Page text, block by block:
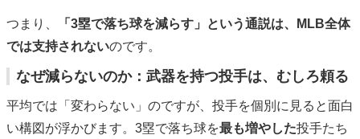
つまり、
「3塁で落ち球を減らす」という通説は、MLB全体
では支持されないのです。
なぜ減らないのか：武器を持つ投手は、むしろ頼る
平均では「変わらない」のですが、投手を個別に見ると面白
い構図が浮かびます。3塁で落ち球を最も増やした投手たち